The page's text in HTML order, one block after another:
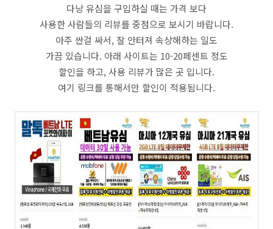
다낭 유심을 구입하실 때는 가격 보다
사용한 사람들의 리뷰를 중점으로 보시기 바랍니다.
아주 싼걸 싸서, 잘 안터져 속상해하는 일도
가끔 있습니다. 아래 사이트는 10-20페센트 정도
할인을 하고, 사용 리뷰가 많은 곳 입니다.
여기 링크를 통해서만 할인이 적용됨니다.